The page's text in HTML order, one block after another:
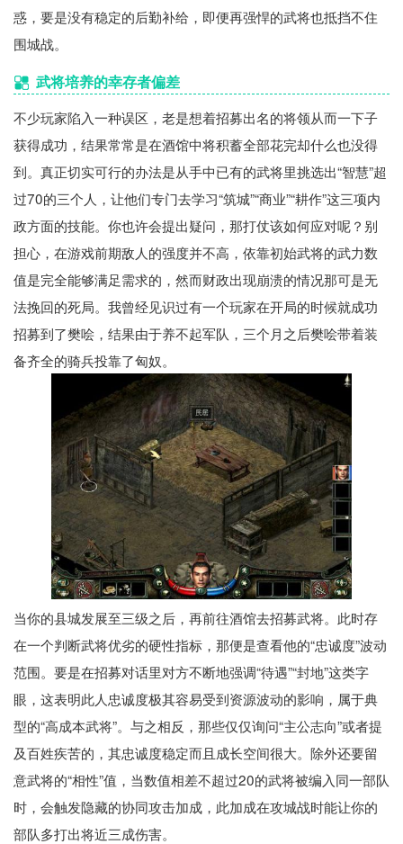
惑，要是没有稳定的后勤补给，即便再强悍的武将也抵挡不住
围城战。
武将培养的幸存者偏差
不少玩家陷入一种误区，老是想着招募出名的将领从而一下子
获得成功，结果常常是在酒馆中将积蓄全部花完却什么也没得
到。真正切实可行的办法是从手中已有的武将里挑选出“智慧”超
过70的三个人，让他们专门去学习“筑城”“商业”“耕作”这三项内
政方面的技能。你也许会提出疑问，那打仗该如何应对呢？别
担心，在游戏前期敌人的强度并不高，依靠初始武将的武力数
值是完全能够满足需求的，然而财政出现崩溃的情况那可是无
法挽回的死局。我曾经见识过有一个玩家在开局的时候就成功
招募到了樊哙，结果由于养不起军队，三个月之后樊哙带着装
备齐全的骑兵投靠了匈奴。
当你的县城发展至三级之后，再前往酒馆去招募武将。此时存
在一个判断武将优劣的硬性指标，那便是查看他的“忠诚度”波动
范围。要是在招募对话里对方不断地强调“待遇”“封地”这类字
眼，这表明此人忠诚度极其容易受到资源波动的影响，属于典
型的“高成本武将”。与之相反，那些仅仅询问“主公志向”或者提
及百姓疾苦的，其忠诚度稳定而且成长空间很大。除外还要留
意武将的“相性”值，当数值相差不超过20的武将被编入同一部队
时，会触发隐藏的协同攻击加成，此加成在攻城战时能让你的
部队多打出将近三成伤害。